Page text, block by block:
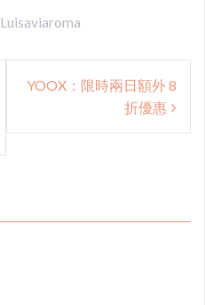
Luisaviaroma
YOOX：限時兩日額外 8
折優惠